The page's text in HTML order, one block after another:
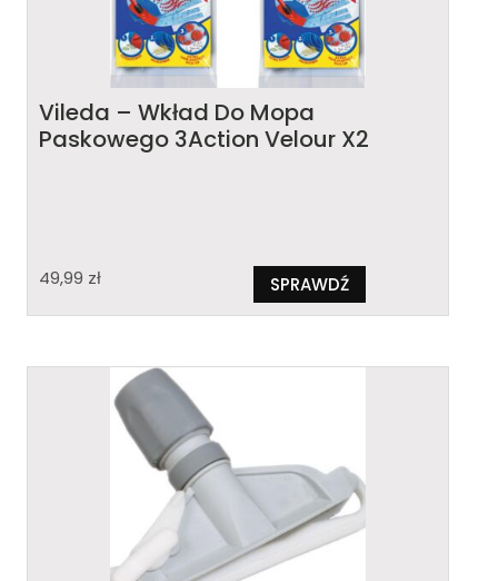
Vileda – Wkład Do Mopa
Paskowego 3Action Velour X2
49,99 zł SPRAWDŹ